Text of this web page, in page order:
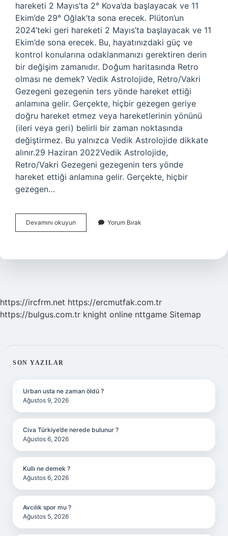
hareketi 2 Mayıs’ta 2° Kova’da başlayacak ve 11
Ekim’de 29° Oğlak’ta sona erecek. Plüton’un
2024’teki geri hareketi 2 Mayıs’ta başlayacak ve 11
Ekim’de sona erecek. Bu, hayatınızdaki güç ve
kontrol konularına odaklanmanızı gerektiren derin
bir değişim zamanıdır. Doğum haritasında Retro
olması ne demek? Vedik Astrolojide, Retro/Vakri
Gezegeni gezegenin ters yönde hareket ettiği
anlamına gelir. Gerçekte, hiçbir gezegen geriye
doğru hareket etmez veya hareketlerinin yönünü
(ileri veya geri) belirli bir zaman noktasında
değiştirmez. Bu yalnızca Vedik Astrolojide dikkate
alınır.29 Haziran 2022Vedik Astrolojide,
Retro/Vakri Gezegeni gezegenin ters yönde
hareket ettiği anlamına gelir. Gerçekte, hiçbir
gezegen…
Devamını okuyun
Haritasında
Ne
Yorum Bırak
https://ircfrm.net https://ercmutfak.com.tr
https://bulgus.com.tr knight online nttgame Sitemap
SIDEBAR
SON YAZILAR
Urban usta ne zaman öldü ?
Ağustos 9, 2026
Civa Türkiye’de nerede bulunur ?
Ağustos 6, 2026
Kullı ne demek ?
Ağustos 6, 2026
Avcılık spor mu ?
Ağustos 5, 2026